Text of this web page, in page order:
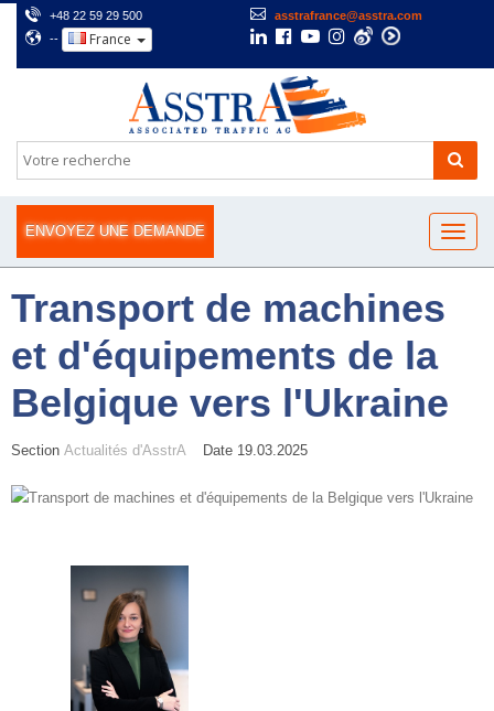
+48 22 59 29 500
asstrafrance@asstra.com
--
France
ENVOYEZ UNE DEMANDE
Transport de machines
et d'équipements de la
Belgique vers l'Ukraine
Section Actualités d'AsstrA Date 19.03.2025